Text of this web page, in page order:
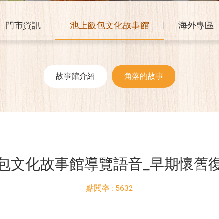
門市資訊 池上飯包文化故事館 海外專區
故事館介紹 角落的故事
文化故事館導覽語音_早期懷舊
點閱率 : 5632